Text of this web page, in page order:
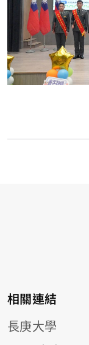
相關連結
長庚大學